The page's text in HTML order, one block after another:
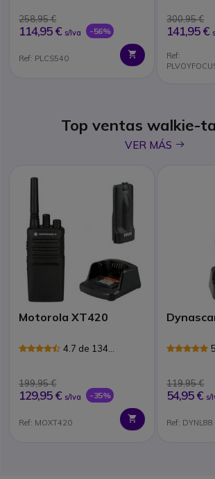
258,95 €
114,95 € s/Iva -56%
Ref: PLCS540
300,95 €
141,95 €
Ref:
Top ventas walkie-
VER MÁS
Motorola XT420
4.7 de 134
199,95 €
129,95 € s/Iva -35%
Ref: MOXT420
119,95 €
54,95 € s/
Ref: DYNL88